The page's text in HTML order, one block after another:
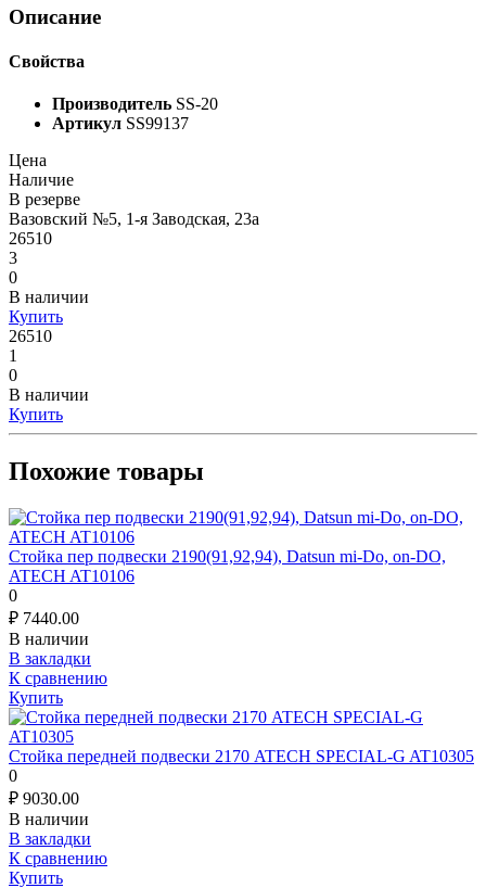
Описание
Свойства
Производитель SS-20
Артикул SS99137
Цена
Наличие
В резерве
Вазовский №5, 1-я Заводская, 23а
26510
3
0
В наличии
Купить
26510
1
0
В наличии
Купить
Похожие товары
Стойка пер подвески 2190(91,92,94), Datsun mi-Do, on-DO,
ATECH AT10106
0
₽ 7440.00
В наличии
В закладки
К сравнению
Купить
Стойка передней подвески 2170 ATECH SPECIAL-G AT10305
0
₽ 9030.00
В наличии
В закладки
К сравнению
Купить